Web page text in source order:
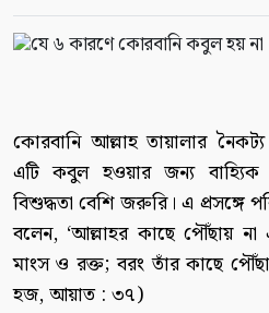
কোরবানি আল্লাহ তায়ালার
এটি কবুল হওয়ার জন্য বাহ্যিক
বিশুদ্ধতা বেশি জরুরি। এ প্রসঙ্গে
বলেন, ‘আল্লাহর কাছে পৌঁছায়
মাংস ও রক্ত; বরং তাঁর কাছে
হজ, আয়াত : ৩৭)